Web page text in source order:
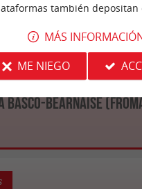
Basco-Béarnaise
también depositan
MÁS
ME NIEGO